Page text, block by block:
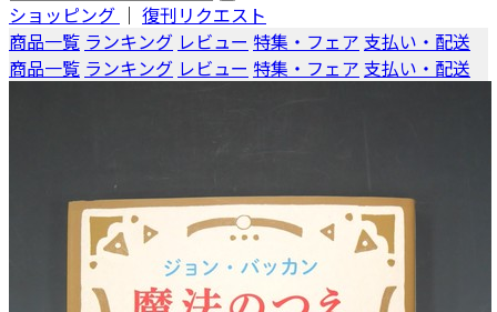
ショッピング ｜ 復刊リクエスト
商品一覧 ランキング レビュー 特集・フェア 支払い・配送
商品一覧 ランキング レビュー 特集・フェア 支払い・配送